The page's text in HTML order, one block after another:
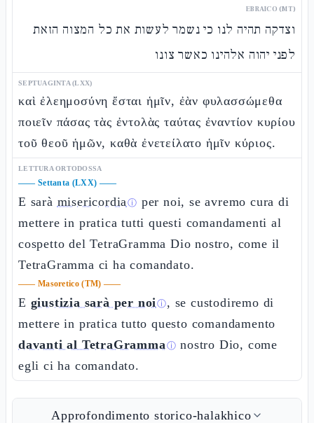
EBRAICO (MT)
וצדקה תהיה לנו כי נשמר לעשות את כל המצוה הזאת
לפני יהוה אלהינו כאשר צונו
SEPTUAGINTA (LXX)
καὶ ἐλεημοσύνη ἔσται ἡμῖν, ἐὰν φυλασσώμεθα
ποιεῖν πάσας τὰς ἐντολὰς ταύτας ἐναντίον κυρίου
τοῦ θεοῦ ἡμῶν, καθὰ ἐνετείλατο ἡμῖν κύριος.
LETTURA ORTODOSSA
—— Settanta (LXX) ——
E sarà misericordiaⓘ per noi, se avremo cura di
mettere in pratica tutti questi comandamenti al
cospetto del TetraGramma Dio nostro, come il
TetraGramma ci ha comandato.
—— Masoretico (TM) ——
E giustizia sarà per noiⓘ, se custodiremo di
mettere in pratica tutto questo comandamento
davanti al TetraGrammaⓘ nostro Dio, come
egli ci ha comandato.
Approfondimento storico-halakhico